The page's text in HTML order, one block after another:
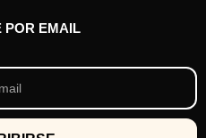
POR EMAIL